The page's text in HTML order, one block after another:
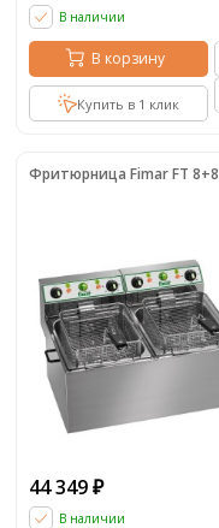
В наличии
В корзину
Купить в 1 клик
Фритюрница Fimar FT 8+8
44 349 ₽
В наличии